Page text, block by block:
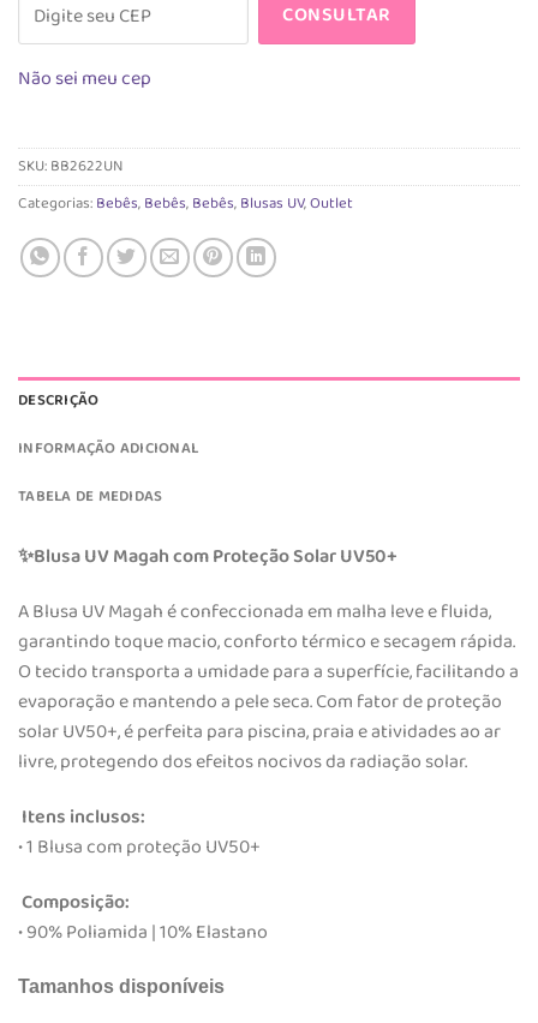
CONSULTAR
Não sei meu cep
SKU:BB2622UN
Categorias:Bebês,Bebês,Bebês,Blusas UV,Outlet
DESCRIÇÃO
INFORMAÇÃO ADICIONAL
TABELA DE MEDIDAS
✨Blusa UV Magah com Proteção Solar UV50+
A Blusa UV Magah é confeccionada em malha leve e fluida,
garantindo toque macio, conforto térmico e secagem rápida.
O tecido transporta a umidade para a superfície, facilitando a
evaporação e mantendo a pele seca. Com fator de proteção
solar UV50+, é perfeita para piscina, praia e atividades ao ar
livre, protegendo dos efeitos nocivos da radiação solar.
Itens inclusos:
• 1 Blusa com proteção UV50+
Composição:
• 90% Poliamida | 10% Elastano
Tamanhos disponíveis